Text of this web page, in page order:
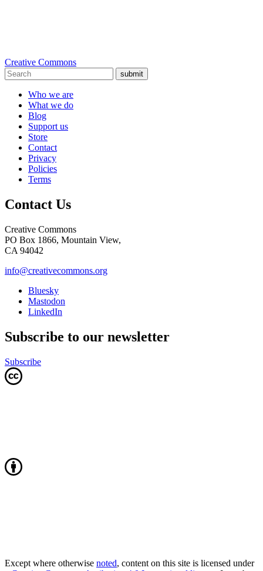
Creative Commons
submit
Who we are
What we do
Blog
Support us
Store
Contact
Privacy
Policies
Terms
Contact Us
Creative Commons
PO Box 1866, Mountain View,
CA 94042
info@creativecommons.org
Bluesky
Mastodon
LinkedIn
Subscribe to our newsletter
Subscribe
Except where otherwise noted, content on this site is licensed under